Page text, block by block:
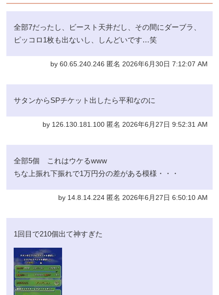
全部7だったし、ビースト天井だし、その間にダーブラ、
ピッコロ1枚も出ないし、しんどいです…笑
by 60.65.240.246 匿名 2026年6月30日 7:12:07 AM
サタンからSPチケット出したら平和なのに
by 126.130.181.100 匿名 2026年6月27日 9:52:31 AM
全部5個 これはウケるwww
ちな上振れ下振れで1万円分の差がある模様・・・
by 14.8.14.224 匿名 2026年6月27日 6:50:10 AM
1回目で210個出て神すぎた